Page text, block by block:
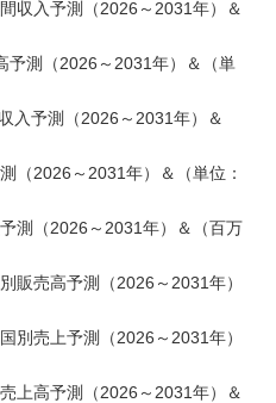
収入予測（2026～2031年）＆
予測（2026～2031年）＆（単
入予測（2026～2031年）＆
（2026～2031年）＆（単位：
測（2026～2031年）＆（百万
販売高予測（2026～2031年）
別売上予測（2026～2031年）
上高予測（2026～2031年）＆